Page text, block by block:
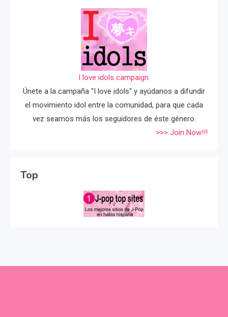
I love idols campaign.
Únete a la campaña "I love idols" y ayúdanos a difundir
el movimiento idol entre la comunidad, para que cada
vez seamos más los seguidores de éste género.
>>> Join Now!!!
Top